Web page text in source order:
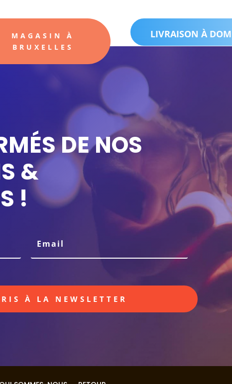
MAGASIN À
BRUXELLES
LIVRAISON À
DE NOS
&
!
À LA NEWSLETTER